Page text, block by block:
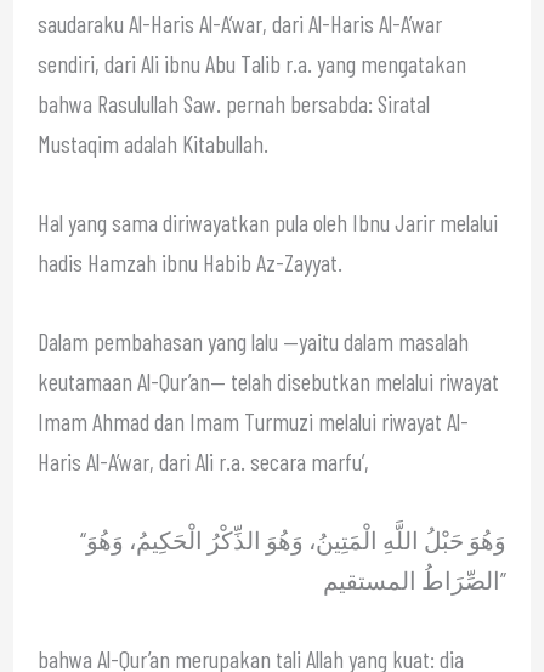
saudaraku Al-Haris Al-A’war, dari Al-Haris Al-A’war
sendiri, dari Ali ibnu Abu Talib r.a. yang mengatakan
bahwa Rasulullah Saw. pernah bersabda: Siratal
Mustaqim adalah Kitabullah.
Hal yang sama diriwayatkan pula oleh Ibnu Jarir melalui
hadis Hamzah ibnu Habib Az-Zayyat.
Dalam pembahasan yang lalu —yaitu dalam masalah
keutamaan Al-Qur’an— telah disebutkan melalui riwayat
Imam Ahmad dan Imam Turmuzi melalui riwayat Al-
Haris Al-A’war, dari Ali r.a. secara marfu’,
“وَهُوَ حَبْلُ اللَّهِ الْمَتِينُ، وَهُوَ الذِّكْرُ الْحَكِيمُ، وَهُوَ
الصِّرَاطُ المستقيم”
bahwa Al-Qur’an merupakan tali Allah yang kuat: dia